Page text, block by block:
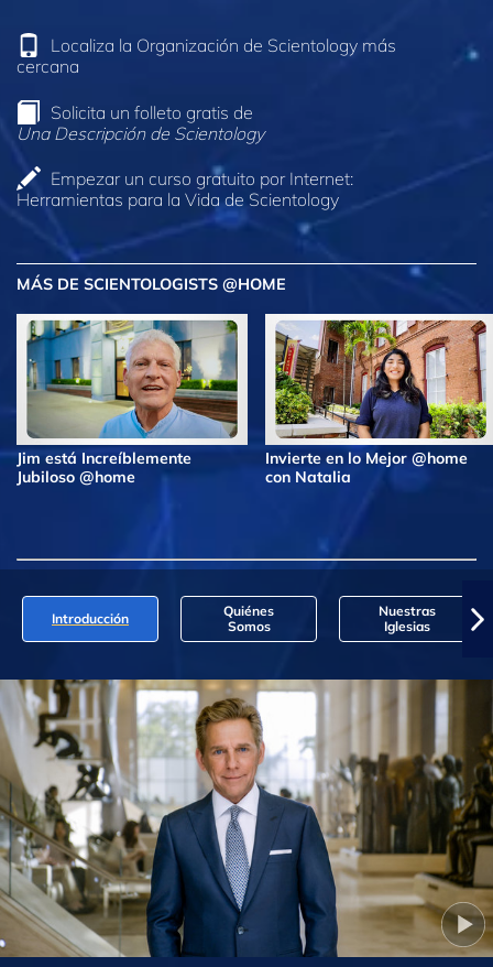
Localiza la Organización de Scientology más
cercana
Solicita un folleto gratis de
Una Descripción de Scientology
Empezar un curso gratuito por Internet:
Herramientas para la Vida de Scientology
MÁS DE SCIENTOLOGISTS @HOME
Jim está Increíblemente
Jubiloso @home
Invierte en lo Mejor @home
con Natalia
Introducción
Quiénes
Somos
Nuestras
Iglesias